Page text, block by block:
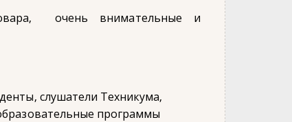
очень внимательные и
слушатели Техникума,
программы